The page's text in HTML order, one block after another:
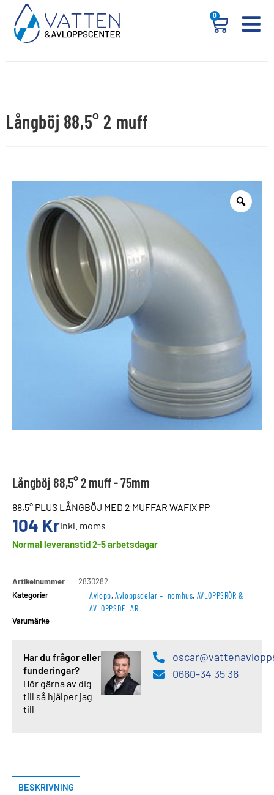
0
Långböj 88,5° 2 muff
Långböj 88,5° 2 muff - 75mm
88,5° PLUS LÅNGBÖJ MED 2 MUFFAR WAFIX PP
104 Krinkl. moms
Normal leveranstid 2-5 arbetsdagar
Artikelnummer
2830282
Kategorier
Avlopp,Avloppsdelar – Inomhus, AVLOPPSRÖR &
AVLOPPSDELAR
Varumärke
Har du frågor eller
funderingar?
Hör gärna av dig
till så hjälper jag
till
0660-34 35 36
BESKRIVNING